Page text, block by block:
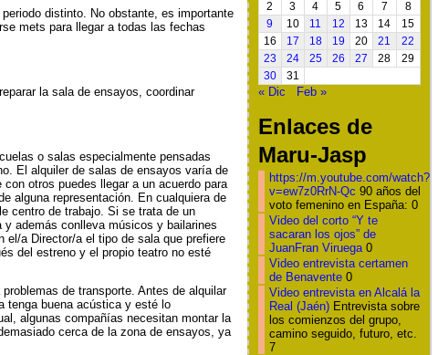
distinto. No obstante, es importante
mets para llegar a todas las fechas
la sala de ensayos, coordinar
o salas especialmente pensadas
El alquiler de salas de ensayos varía de
otros puedes llegar a un acuerdo para
alguna representación. En cualquiera de
centro de trabajo. Si se trata de un
además conlleva músicos y bailarines
a Director/a el tipo de sala que prefiere
del estreno y el propio teatro no esté
de transporte. Antes de alquilar
tenga buena acústica y esté lo
algunas compañías necesitan montar la
cerca de la zona de ensayos, ya
2
3 4 5 6 7
8
9
10 11 12 13 14
15
16
17 18 19 20 21
22
23
24 25 26 27 28
29
30
31
« Dic Feb »
Enlaces de
Maru-Jasp
https://m.youtube.com/watch?
v=ew7z0RrN-Qc 90 años del
voto femenino en España: 0
Video del corto “Y te
sacaran los ojos” de
JuanFran Viruega0
Video entrevista certamen
de Benavente0
Video entrevista en Alcalá la
Real (Jaén)Entrevista sobre
los comienzos del grupo,
camino seguido, futuro, etc.
7